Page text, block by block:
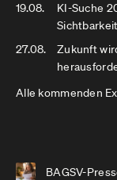
19.08.
KI-Suche
27.08.
Zukunft
Alle kommenden
BAGSV-